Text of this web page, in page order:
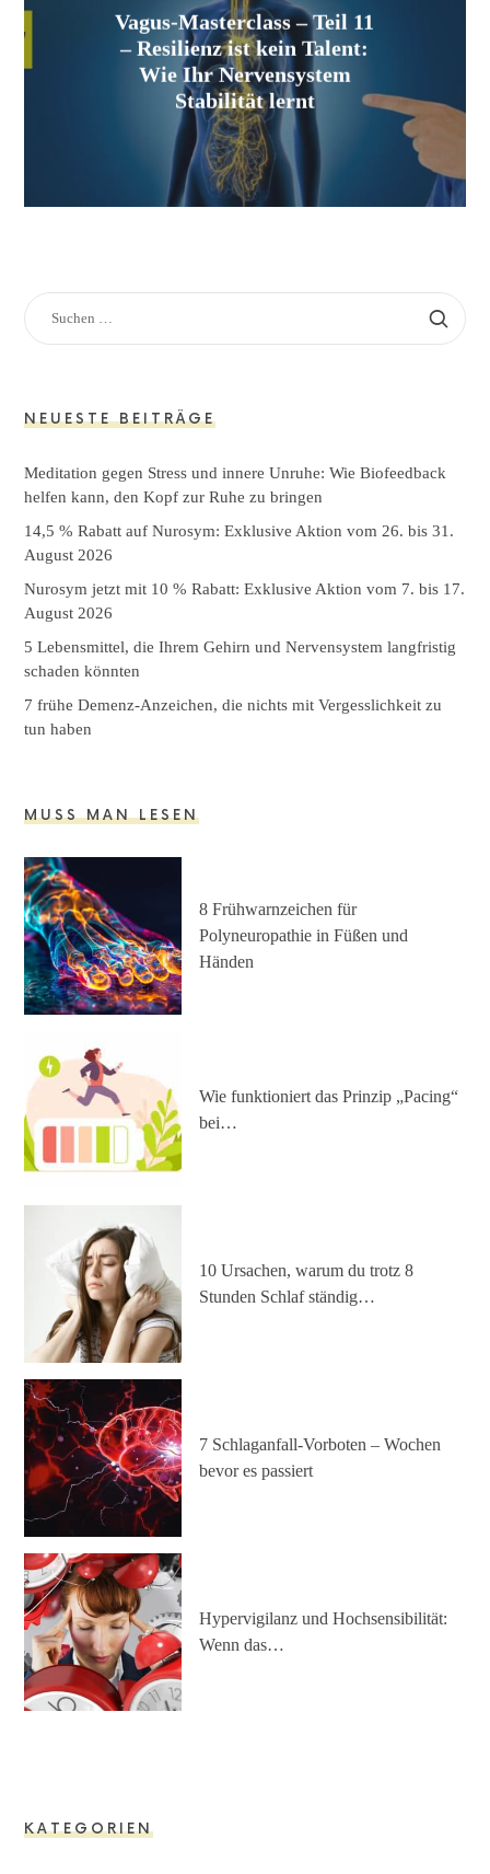
Vagus-Masterclass – Teil 11
– Resilienz ist kein Talent:
Wie Ihr Nervensystem
Stabilität lernt
SUCHEN
NACH:
NEUESTE BEITRÄGE
Meditation gegen Stress und innere Unruhe: Wie Biofeedback
helfen kann, den Kopf zur Ruhe zu bringen
14,5 % Rabatt auf Nurosym: Exklusive Aktion vom 26. bis 31.
August 2026
Nurosym jetzt mit 10 % Rabatt: Exklusive Aktion vom 7. bis 17.
August 2026
5 Lebensmittel, die Ihrem Gehirn und Nervensystem langfristig
schaden könnten
7 frühe Demenz-Anzeichen, die nichts mit Vergesslichkeit zu
tun haben
MUSS MAN LESEN
8 Frühwarnzeichen für
Polyneuropathie in Füßen und
Händen
Wie funktioniert das Prinzip „Pacing“
bei…
10 Ursachen, warum du trotz 8
Stunden Schlaf ständig…
7 Schlaganfall-Vorboten – Wochen
bevor es passiert
Hypervigilanz und Hochsensibilität:
Wenn das…
KATEGORIEN